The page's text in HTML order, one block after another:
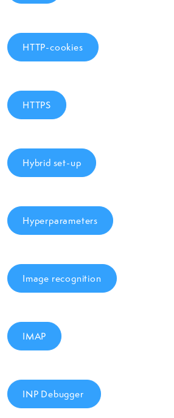
HTTP-cookies
HTTPS
Hybrid set-up
Hyperparameters
Image recognition
IMAP
INP Debugger